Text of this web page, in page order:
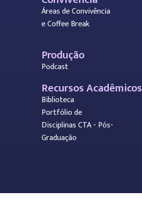
Áreas de Convivência
e Coffee Break
Produção
Podcast
Recursos Acadêmicos
Biblioteca
Portfólio de
Disciplinas CTA - Pós-
Graduação